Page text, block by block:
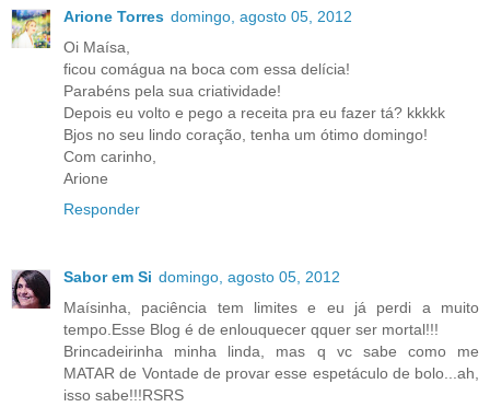
Arione Torres domingo, agosto 05, 2012
Oi Maísa,
ficou comágua na boca com essa delícia!
Parabéns pela sua criatividade!
Depois eu volto e pego a receita pra eu fazer tá? kkkkk
Bjos no seu lindo coração, tenha um ótimo domingo!
Com carinho,
Arione
Responder
Sabor em Si domingo, agosto 05, 2012
Maísinha, paciência tem limites e eu já perdi a muito
tempo.Esse Blog é de enlouquecer qquer ser mortal!!!
Brincadeirinha minha linda, mas q vc sabe como me
MATAR de Vontade de provar esse espetáculo de bolo...ah,
isso sabe!!!RSRS